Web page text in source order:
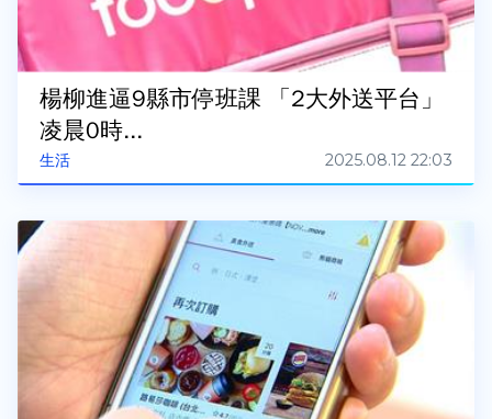
生活
楊柳進逼9縣市停班課 「2大外送平台」
凌晨0時...
2025.08.12 22:03